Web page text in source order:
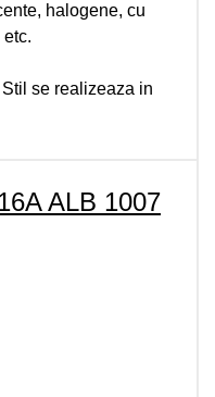
halogene, cu
se realizeaza in
ALB 1007